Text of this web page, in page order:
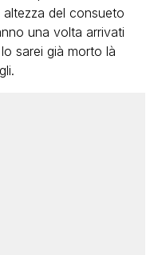
del consueto
una volta arrivati
sarei già morto là